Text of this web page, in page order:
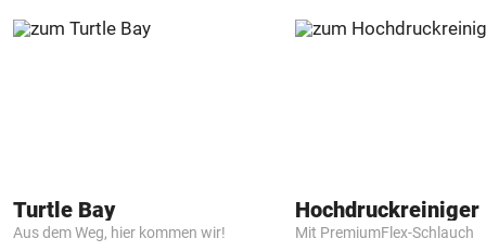
Turtle Bay
Aus dem Weg, hier kommen wir!
Hochdruckreiniger
Mit PremiumFlex-Schlauch